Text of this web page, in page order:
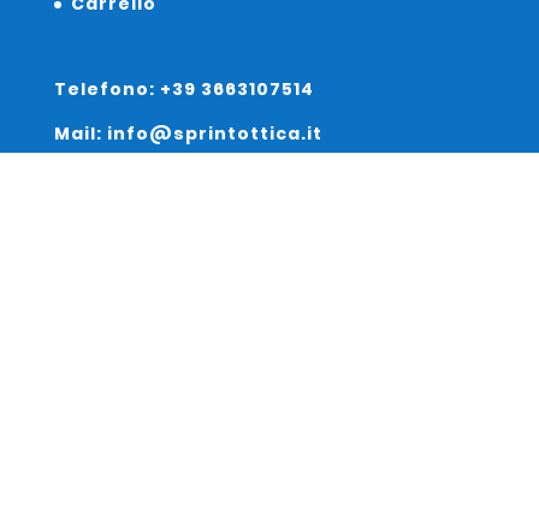
Telefono: +39 3663107514
Mail: info@sprintottica.it